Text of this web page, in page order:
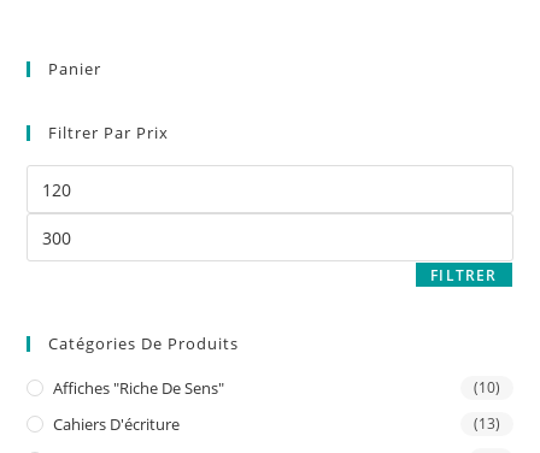
Panier
Filtrer Par Prix
FILTRER
Catégories De Produits
Affiches "riche De Sens" (10)
Cahiers D'écriture (13)